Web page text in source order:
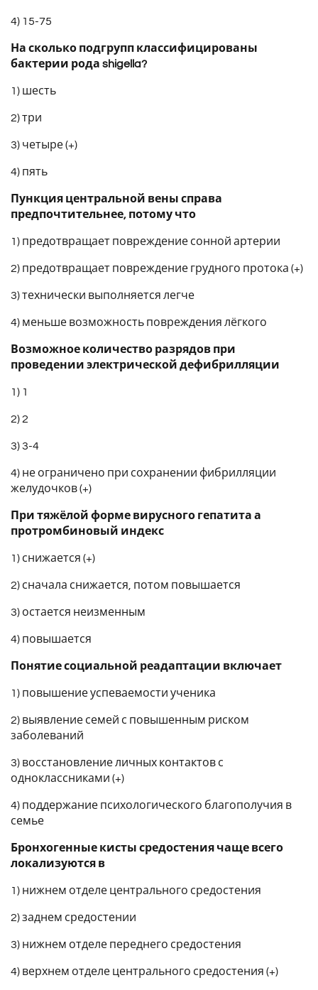
4) 15-75
На сколько подгрупп классифицированы
бактерии рода shigella?
1) шесть
2) три
3) четыре (+)
4) пять
Пункция центральной вены справа
предпочтительнее, потому что
1) предотвращает повреждение сонной артерии
2) предотвращает повреждение грудного протока (+)
3) технически выполняется легче
4) меньше возможность повреждения лёгкого
Возможное количество разрядов при
проведении электрической дефибрилляции
1) 1
2) 2
3) 3-4
4) не ограничено при сохранении фибрилляции
желудочков (+)
При тяжёлой форме вирусного гепатита а
протромбиновый индекс
1) снижается (+)
2) сначала снижается, потом повышается
3) остается неизменным
4) повышается
Понятие социальной реадаптации включает
1) повышение успеваемости ученика
2) выявление семей с повышенным риском
заболеваний
3) восстановление личных контактов с
одноклассниками (+)
4) поддержание психологического благополучия в
семье
Бронхогенные кисты средостения чаще всего
локализуются в
1) нижнем отделе центрального средостения
2) заднем средостении
3) нижнем отделе переднего средостения
4) верхнем отделе центрального средостения (+)